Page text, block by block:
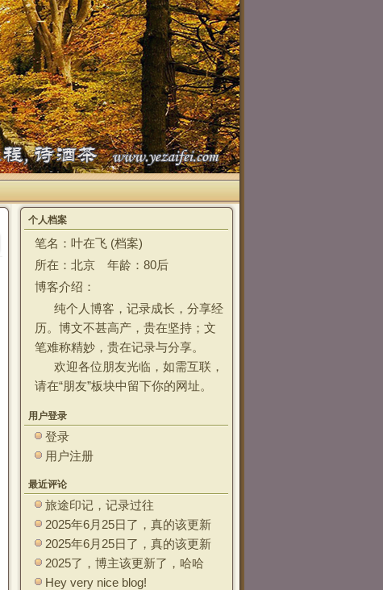
个人档案
笔名：叶在飞 (档案)
所在：北京 年龄：80后
博客介绍：
纯个人博客，记录成长，分享经
历。博文不甚高产，贵在坚持；文
笔难称精妙，贵在记录与分享。
欢迎各位朋友光临，如需互联，
请在“朋友”板块中留下你的网址。
用户登录
登录
用户注册
最近评论
旅途印记，记录过往
2025年6月25日了，真的该更新
了。 ~~
2025年6月25日了，真的该更新
了。
2025了，博主该更新了，哈哈
Hey very nice blog!